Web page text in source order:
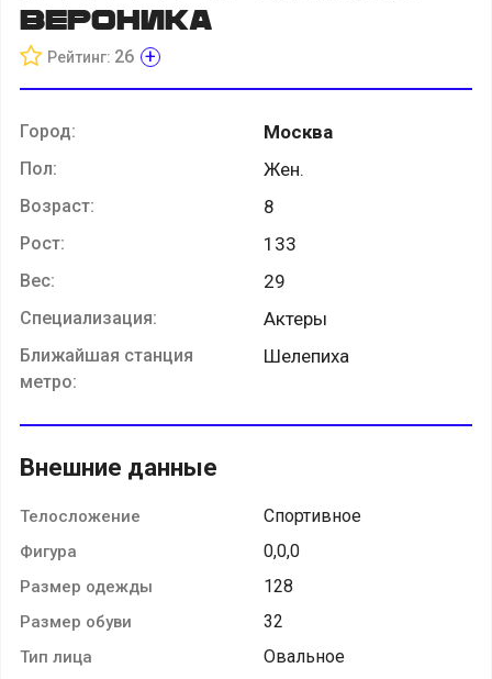
Вероника
Рейтинг: 26 +
Город: Москва
Пол: Жен.
Возраст: 8
Рост: 133
Вес: 29
Специализация: Актеры
Ближайшая станция
метро:
Шелепиха
Внешние данные
Телосложение Спортивное
Фигура 0,0,0
Размер одежды 128
Размер обуви 32
Тип лица Овальное